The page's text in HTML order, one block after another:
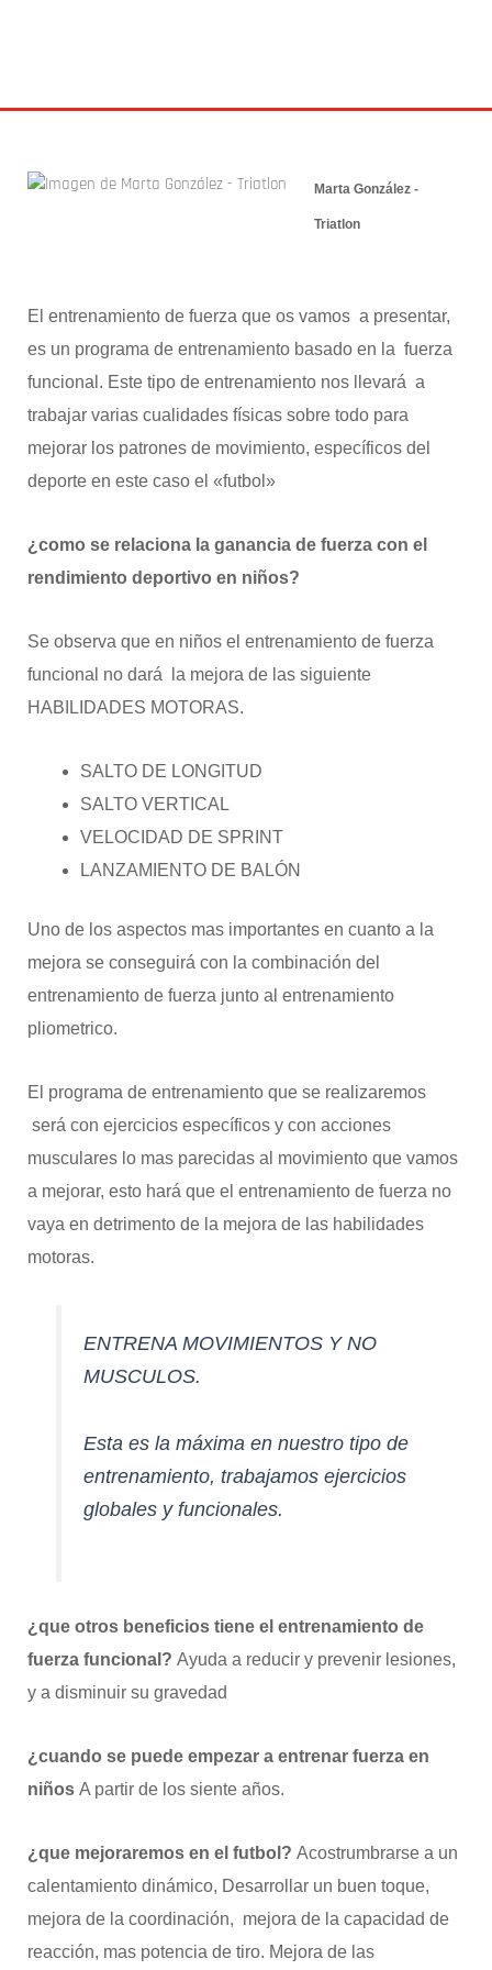
Marta González -
Triatlon
El entrenamiento de fuerza que os vamos a presentar,
es un programa de entrenamiento basado en la fuerza
funcional. Este tipo de entrenamiento nos llevará a
trabajar varias cualidades físicas sobre todo para
mejorar los patrones de movimiento, específicos del
deporte en este caso el «futbol»
¿como se relaciona la ganancia de fuerza con el
rendimiento deportivo en niños?
Se observa que en niños el entrenamiento de fuerza
funcional no dará la mejora de las siguiente
HABILIDADES MOTORAS.
SALTO DE LONGITUD
SALTO VERTICAL
VELOCIDAD DE SPRINT
LANZAMIENTO DE BALÓN
Uno de los aspectos mas importantes en cuanto a la
mejora se conseguirá con la combinación del
entrenamiento de fuerza junto al entrenamiento
pliometrico.
El programa de entrenamiento que se realizaremos
será con ejercicios específicos y con acciones
musculares lo mas parecidas al movimiento que vamos
a mejorar, esto hará que el entrenamiento de fuerza no
vaya en detrimento de la mejora de las habilidades
motoras.
ENTRENA MOVIMIENTOS Y NO
MUSCULOS.
Esta es la máxima en nuestro tipo de
entrenamiento, trabajamos ejercicios
globales y funcionales.
¿que otros beneficios tiene el entrenamiento de
fuerza funcional? Ayuda a reducir y prevenir lesiones,
y a disminuir su gravedad
¿cuando se puede empezar a entrenar fuerza en
niños A partir de los siente años.
¿que mejoraremos en el futbol? Acostrumbrarse a un
calentamiento dinámico, Desarrollar un buen toque,
mejora de la coordinación, mejora de la capacidad de
reacción, mas potencia de tiro. Mejora de las